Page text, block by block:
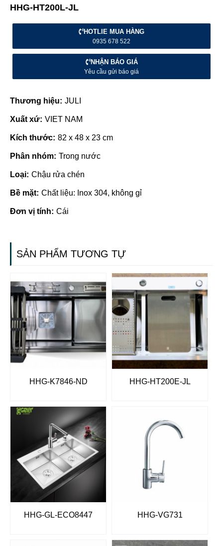
HHG-HT200L-JL
HOTLIE MUA HÀNG
0935 678 522
NHẬN BÁO GIÁ
Yêu cầu gửi báo giá
Thương hiệu: JULI
Xuất xứ: VIET NAM
Kích thước: 82 x 48 x 23 cm
Phân nhóm: Trong nước
Loại: Chậu rửa chén
Bề mặt: Chất liệu: Inox 304, không gỉ
Đơn vị tính: Cái
SẢN PHẨM TƯƠNG TỰ
HHG-K7846-ND HHG-HT200E-JL
HHG-GL-ECO8447 HHG-VG731